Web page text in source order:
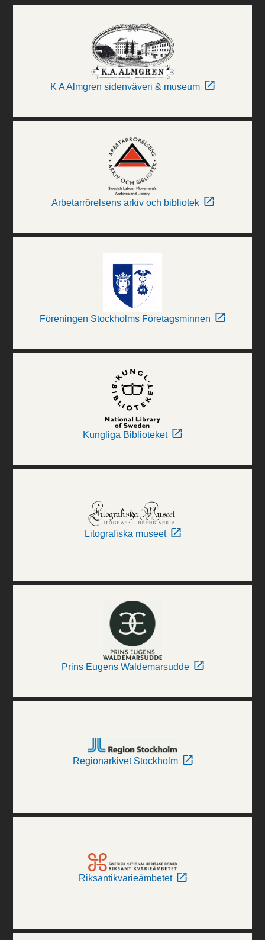
K A Almgren sidenväveri & museum
Arbetarrörelsens arkiv och bibliotek
Föreningen Stockholms Företagsminnen
Kungliga Biblioteket
Litografiska museet
Prins Eugens Waldemarsudde
Regionarkivet Stockholm
Riksantikvarieämbetet